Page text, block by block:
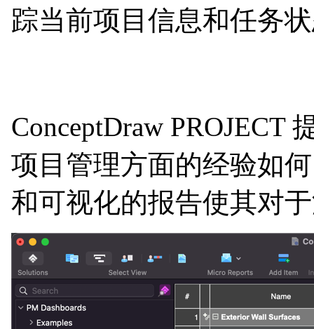
踪当前项目信息和任务
ConceptDraw
项目管理方面的经验如
和可视化的报告使其对